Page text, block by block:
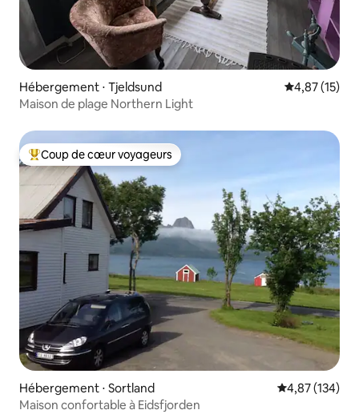
Hébergement ⋅ Tjeldsund Évaluation
4,87 (15)
Maison de plage Northern Light
Coups de cœur voyageurs les plus appréciés
Coup de cœur voyageurs
Hébergement ⋅ Sortland Évaluation
4,87 (134)
Maison confortable à Eidsfjorden